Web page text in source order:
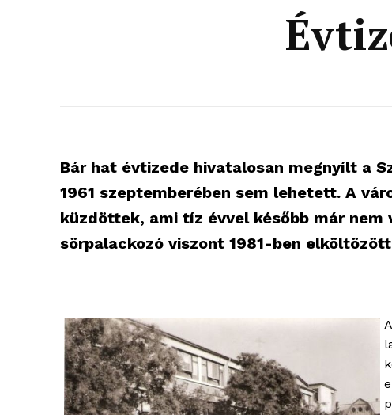
Bár hat évtizede hivatalosan megnyílt a
1961 szeptemberében sem lehetett. A
küzdöttek, ami tíz évvel később már nem
sörpalackozó viszont 1981-ben